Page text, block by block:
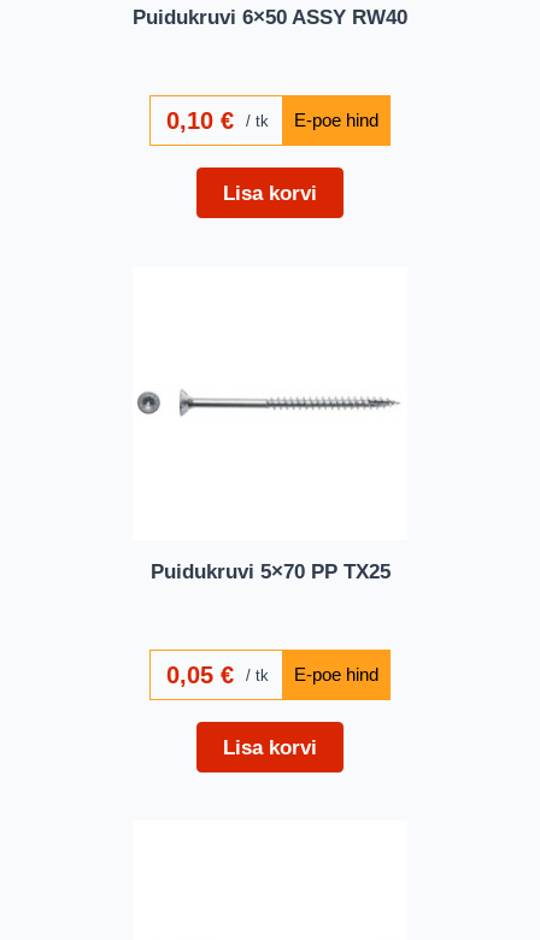
Puidukruvi 6×50 ASSY RW40
0,10€ tk
Lisa korvi
Puidukruvi 5×70 PP TX25
0,05€ tk
Lisa korvi